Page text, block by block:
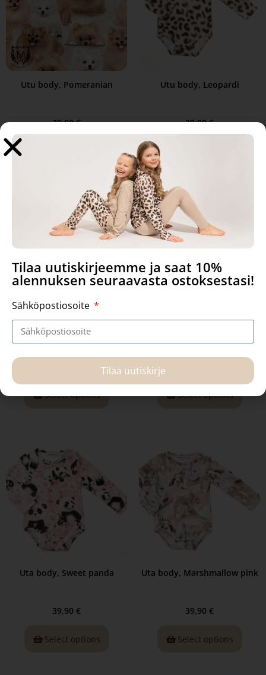
Utu body, Pomeranian
39,90€
Utu body, Leopardi
39,90€
Uta Body, Labradors
Select options Select options
Uta body, Sweet panda
39,90 €
Select options
Uta body, Marshmallow pink
39,90 €
Select options
Tilaa uutiskirjeemme ja saat 10%
alennuksen seuraavasta ostoksestasi!
Sähköpostiosoite
Tilaa uutiskirje